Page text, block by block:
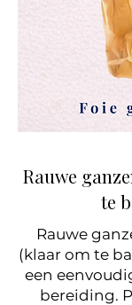
Rauwe
te
Rauwe
(klaar om te
een
bereiding.